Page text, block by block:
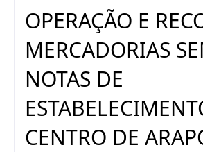
OPERAÇÃO E
MERCADORIAS
NOTAS DE
CENTRO DE